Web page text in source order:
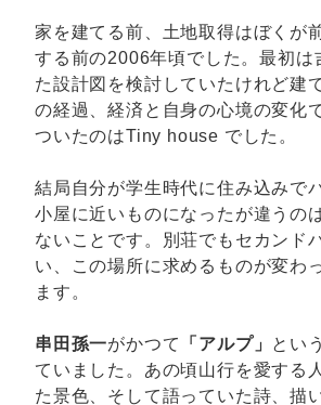
家を建てる前、土地取得はぼくが
する前の2006年頃でした。最初は
た設計図を検討していたけれど建
の経過、経済と自身の心境の変化
ついたのはTiny house でした。
結局自分が学生時代に住み込みで
小屋に近いものになったが違うの
ないことです。別荘でもセカンド
い、この場所に求めるものが変わ
ます。
串田孫一がかつて 「アルプ」 とい
ていました。あの頃山行を愛する
た景色、そして語っていた詩、描